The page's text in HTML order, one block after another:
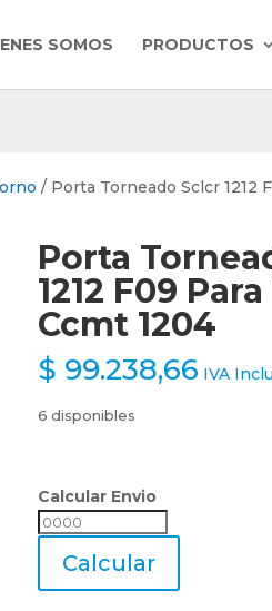
SOMOS PRODUCTOS
/ Porta Torneado Sclcr 1212
Porta
1212 F09
Ccmt 1204
$ 99.238,66 IVA
6 disponibles
Calcular Envio
Calcular
Calcular